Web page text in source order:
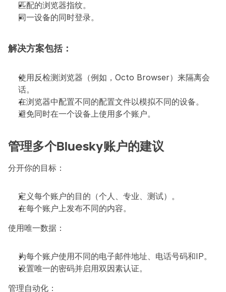
匹配的浏览器指纹。
同一设备的同时登录。
解决方案包括：
使用反检测浏览器（例如，Octo Browser）来隔离会
话。
在浏览器中配置不同的配置文件以模拟不同的设备。
避免同时在一个设备上使用多个账户。
管理多个Bluesky账户的建议
分开你的目标：
定义每个账户的目的（个人、专业、测试）。
在每个账户上发布不同的内容。
使用唯一数据：
为每个账户使用不同的电子邮件地址、电话号码和IP。
设置唯一的密码并启用双因素认证。
管理自动化：